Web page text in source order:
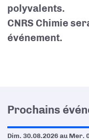
polyvalents.
CNRS Chimie
événement.
Prochains
Dim. 30.08.2026au Mer.